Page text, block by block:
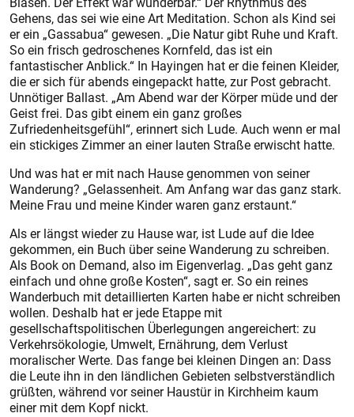
Gehens, das sei wie eine Art Meditation. Schon als Kind sei
er ein „Gassabua“ gewesen. „Die Natur gibt Ruhe und Kraft.
So ein frisch gedroschenes Kornfeld, das ist ein
fantastischer Anblick.“ In Hayingen hat er die feinen Kleider,
die er sich für abends eingepackt hatte, zur Post gebracht.
Unnötiger Ballast. „Am Abend war der Körper müde und der
Geist frei. Das gibt einem ein ganz großes
Zufriedenheitsgefühl“, erinnert sich Lude. Auch wenn er mal
ein stickiges Zimmer an einer lauten Straße erwischt hatte.
Und was hat er mit nach Hause genommen von seiner
Wanderung? „Gelassenheit. Am Anfang war das ganz stark.
Meine Frau und meine Kinder waren ganz erstaunt.“
Als er längst wieder zu Hause war, ist Lude auf die Idee
gekommen, ein Buch über seine Wanderung zu schreiben.
Als Book on Demand, also im Eigenverlag. „Das geht ganz
einfach und ohne große Kosten“, sagt er. So ein reines
Wanderbuch mit detaillierten Karten habe er nicht schreiben
wollen. Deshalb hat er jede Etappe mit
gesellschaftspolitischen Überlegungen angereichert: zu
Verkehrsökologie, Umwelt, Ernährung, dem Verlust
moralischer Werte. Das fange bei kleinen Dingen an: Dass
die Leute ihn in den ländlichen Gebieten selbstverständlich
grüßten, während vor seiner Haustür in Kirchheim kaum
einer mit dem Kopf nickt.